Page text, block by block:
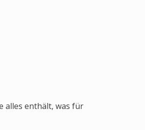
alles enthält, was für